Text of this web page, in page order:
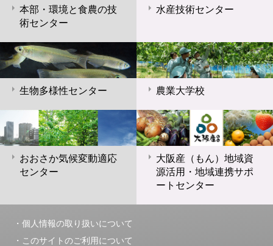
本部・環境と食農の技
術センター
水産技術センター
生物多様性センター 農業大学校
おおさか気候変動適応
センター
大阪産（もん）地域資
源活用・地域連携サポ
ートセンター
個人情報の取り扱いについて
このサイトのご利用について